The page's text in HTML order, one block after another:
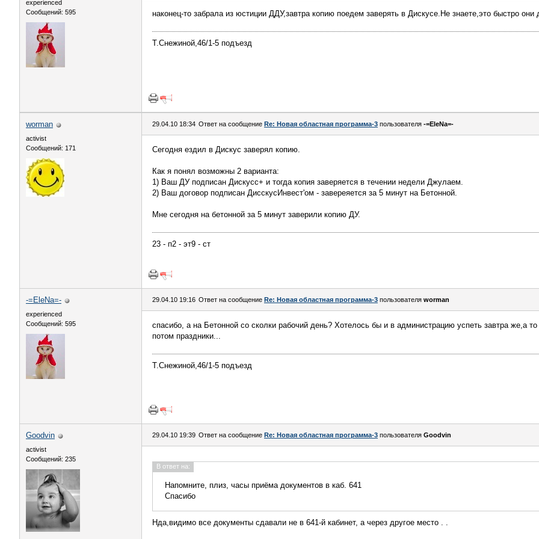
experienced
Сообщений: 595
наконец-то забрала из юстиции ДДУ,завтра копию поедем заверять в Дискусе.Не знаете,это быстро они
Т.Снежиной,46/1-5 подъезд
worman
activist
Сообщений: 171
29.04.10 18:34 Ответ на сообщение Re: Новая областная программа-3 пользователя -=EleNa=-
Сегодня ездил в Дискус заверял копию.
Как я понял возможны 2 варианта:
1) Ваш ДУ подписан Дискусс+ и тогда копия заверяется в течении недели Джулаем.
2) Ваш договор подписан ДисскусИнвест'ом - завереяется за 5 минут на Бетонной.
Мне сегодня на бетонной за 5 минут заверили копию ДУ.
23 - п2 - эт9 - ст
-=EleNa=-
experienced
Сообщений: 595
29.04.10 19:16 Ответ на сообщение Re: Новая областная программа-3 пользователя worman
спасибо, а на Бетонной со сколки рабочий день? Хотелось бы и в администрацию успеть завтра же,а то
потом праздники...
Т.Снежиной,46/1-5 подъезд
Goodvin
activist
Сообщений: 235
29.04.10 19:39 Ответ на сообщение Re: Новая областная программа-3 пользователя Goodvin
В ответ на:
Напомните, плиз, часы приёма документов в каб. 641
Спасибо
Нда,видимо все документы сдавали не в 641-й кабинет, а через другое место . .